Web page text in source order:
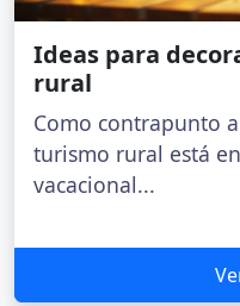
Ideas para
rural
Como contrapunto
turismo rural está
vacacional...